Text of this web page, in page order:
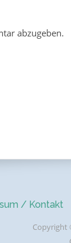
abzugeben.
/ Kontakt
Copyright